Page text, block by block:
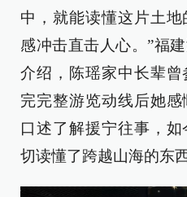
中，就能读懂这片土
感冲击直击人心。”福
介绍，陈瑶家中长辈
完完整游览动线后她
口述了解援宁往事，
切读懂了跨越山海的东